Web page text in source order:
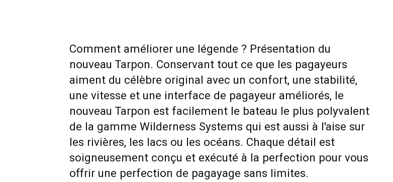
Comment améliorer une légende ? Présentation du
nouveau Tarpon. Conservant tout ce que les pagayeurs
aiment du célèbre original avec un confort, une stabilité,
une vitesse et une interface de pagayeur améliorés, le
nouveau Tarpon est facilement le bateau le plus polyvalent
de la gamme Wilderness Systems qui est aussi à l'aise sur
les rivières, les lacs ou les océans. Chaque détail est
soigneusement conçu et exécuté à la perfection pour vous
offrir une perfection de pagayage sans limites.